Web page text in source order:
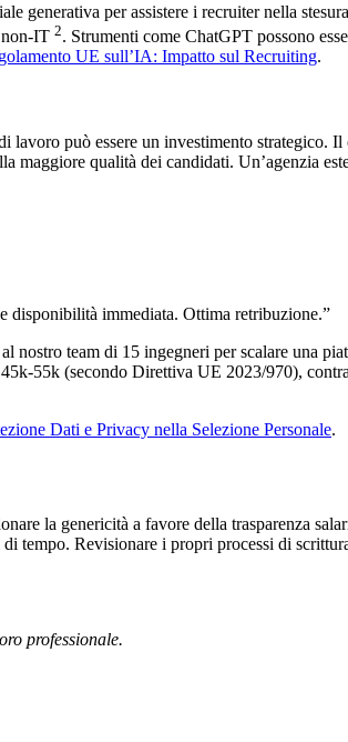
per assistere i recruiter nella
non-IT 2. Strumenti come ChatGPT possono
UE sull’IA: Impatto sul Recruiting.
può essere un investimento strategico. Il
qualità dei candidati. Un’agenzia
disponibilità immediata. Ottima retribuzione.”
team di 15 ingegneri per scalare una
55k (secondo Direttiva UE 2023/970),
Dati e Privacy nella Selezione Personale.
la genericità a favore della trasparenza
tempo. Revisionare i propri processi di
professionale.